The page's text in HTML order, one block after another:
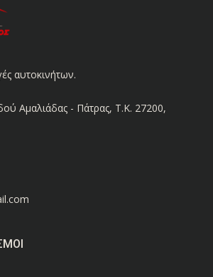
αυτοκινήτων.
Αμαλιάδας - Πάτρας, Τ.Κ. 27200,